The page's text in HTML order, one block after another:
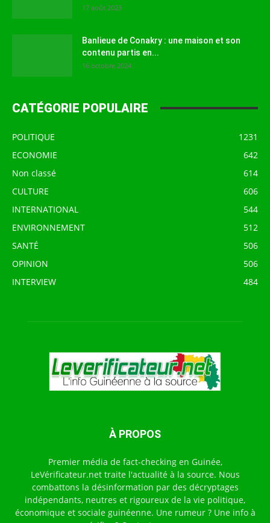
17 août 2023
Banlieue de Conakry : une maison et son
contenu partis en...
16 octobre 2024
CATÉGORIE POPULAIRE
POLITIQUE
1231
ECONOMIE
642
Non classé
614
CULTURE
606
INTERNATIONAL
544
ENVIRONNEMENT
512
SANTÉ
506
OPINION
506
INTERVIEW
484
À PROPOS
Premier média de fact-checking en Guinée,
LeVérificateur.net traite l'actualité à la source. Nous
combattons la désinformation par des décryptages
indépendants, neutres et rigoureux de la vie politique,
économique et sociale guinéenne. Une rumeur ? Une info à